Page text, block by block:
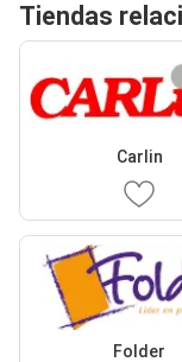
Tiendas
Carlin
Folder